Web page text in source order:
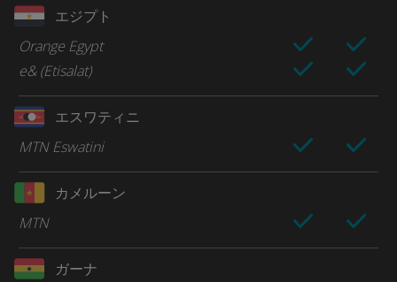
エジプト
Orange Egypt
e& (Etisalat)
エスワティニ
MTN Eswatini
カメルーン
MTN
ガーナ